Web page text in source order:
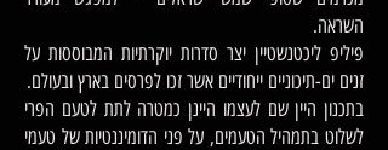
השראה.
פיליפ ליכטנשטיין יצר סדרות יוקרתיות המבוססות על
זנים ים-תיכוניים ייחודיים אשר זכו לפרסים בארץ ובעולם.
בתכנון היין שם לעצמו היינן כמטרה לתת לטעם הפרי
לשלוט בתמהיל הטעמים, על פני הדומיננטיות של טעמי